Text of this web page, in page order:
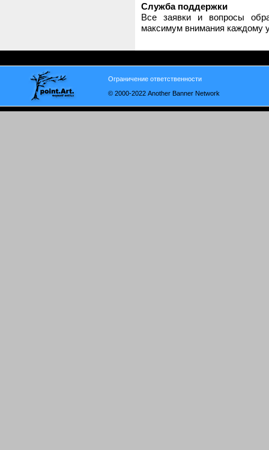
Служба поддержки
Все заявки и вопросы
максимум внимания каждому
Ограничение ответственности
© 2000-2022 Another Banner Network